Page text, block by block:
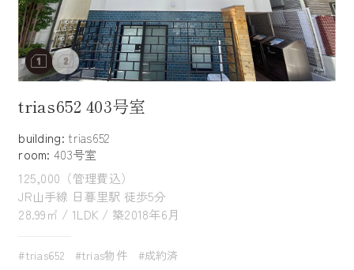
trias652 403号室
building: trias652
room: 403号室
125,000（管理費込）
JR山手線 日暮里駅 徒歩5分
28.99㎡ / 1LDK / 築2018年6月
#trias652 #trias物件 #成約済